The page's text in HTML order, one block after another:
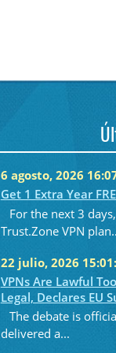
6 agosto, 2026
Get 1 Extra Year
For the next 3
Trust.Zone VPN
22 julio, 2026
VPNs Are Lawful
Legal, Declares EU
The debate is
delivered a...